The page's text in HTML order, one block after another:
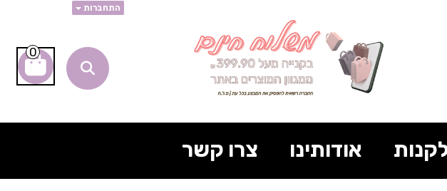
התחברות
0
אודותינו צרו קשר